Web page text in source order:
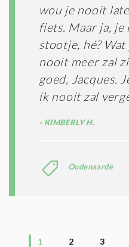
wou je nooit
fiets. Maar ja, je
stootje, hé?
nooit meer zal
goed, Jacques.
ik nooit zal
KIMBERLY H.
Oudenaarde
1 2 3